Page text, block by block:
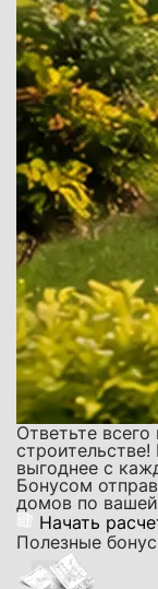
Ответьте
выгоднее с
Бонусом
домов по вашей
Начать
Полезные